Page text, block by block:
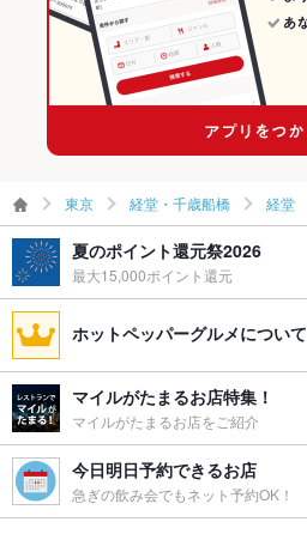
ウェディン
グパーティ
－
東京 経堂・千歳船橋 経堂
夏のポイント還元祭2026
最大15,000ポイント還元
ホットペッパーグルメについて
マイルがたまるお店特集！
マイルがたまるお店をご紹介
今日明日予約できるお店
急ぎの飲み会でもネット予約OK！